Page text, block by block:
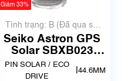
Giảm 33%
Tình trạng: B (Đã qua sử
dụng, hàng đẹp, có chút
xước dăm)
Seiko Astron GPS
Solar SBXB023
(8X82-0AB0)
PIN SOLAR / ECO
DRIVE
44.6MM